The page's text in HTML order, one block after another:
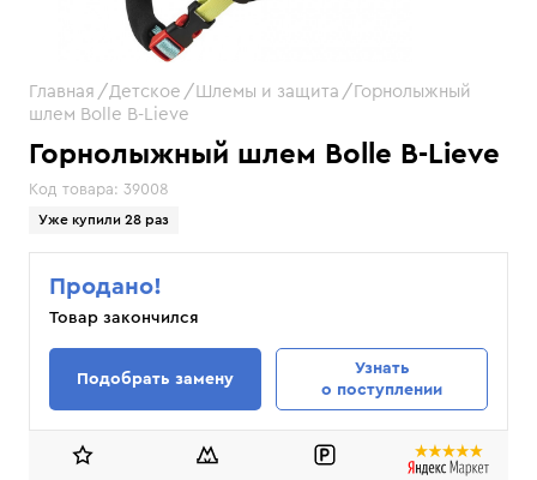
Горнолыжный шлем Bolle B-Lieve
Код товара: 39008
Уже купили 28 раз
Главная Детское Шлемы и защита
Горнолыжный
шлем Bolle B-Lieve
Продано!
Товар закончился
Подобрать замену
Узнать
о поступлении